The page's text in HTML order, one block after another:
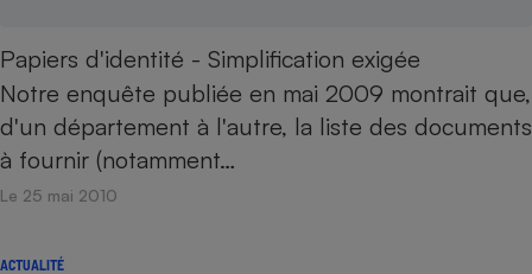
Papiers d'identité - Simplification exigée
Notre enquête publiée en mai 2009 montrait que,
d'un département à l'autre, la liste des documents
à fournir (notamment…
Le 25 mai 2010
ACTUALITÉ